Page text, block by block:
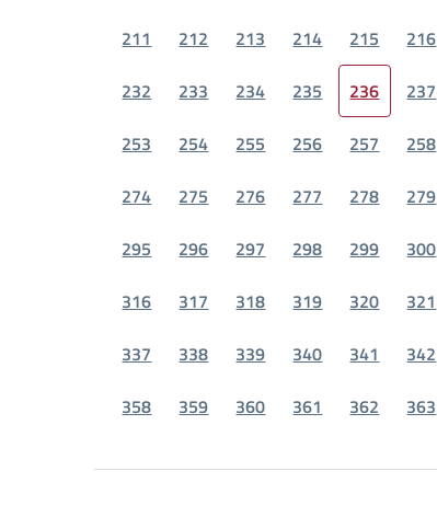
211
212 213 214 215 216
232
233 234 235 236 237
253
254 255 256 257 258
274
275 276 277 278 279
295
296 297 298 299 300
316
317 318 319 320 321
337
338 339 340 341 342
358
359 360 361 362 363